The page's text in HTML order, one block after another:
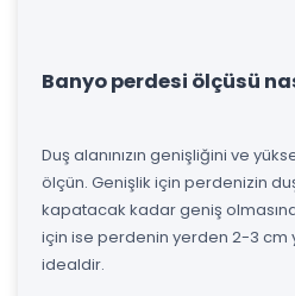
Banyo perdesi ölçüsü
Duş alanınızın genişliğini ve
ölçün. Genişlik için perdenizin
kapatacak kadar geniş
için ise perdenin yerden 2-3 cm
idealdir.